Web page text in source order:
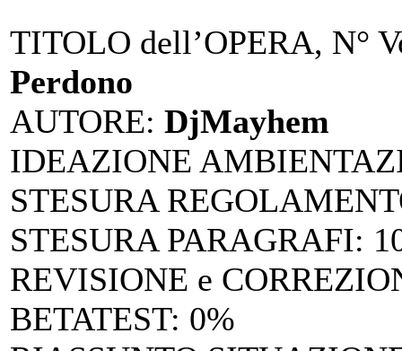
TITOLO dell’OPERA, N°
Perdono
AUTORE: DjMayhem
IDEAZIONE
STESURA
STESURA PARAGRAFI:
REVISIONE e
BETATEST: 0%